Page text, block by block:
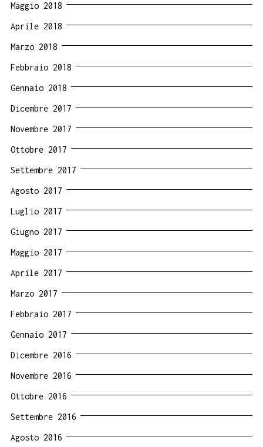
Maggio 2018
Aprile 2018
Marzo 2018
Febbraio 2018
Gennaio 2018
Dicembre 2017
Novembre 2017
Ottobre 2017
Settembre 2017
Agosto 2017
Luglio 2017
Giugno 2017
Maggio 2017
Aprile 2017
Marzo 2017
Febbraio 2017
Gennaio 2017
Dicembre 2016
Novembre 2016
Ottobre 2016
Settembre 2016
Agosto 2016